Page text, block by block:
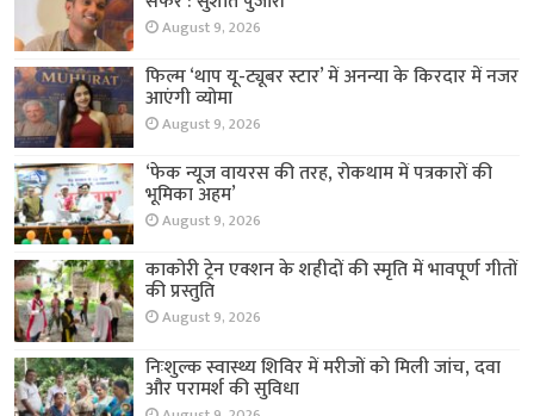
August 9, 2026
फिल्म ‘थाप यू-ट्यूबर स्टार’ में अनन्या के किरदार में नजर
आएंगी व्योमा
August 9, 2026
‘फेक न्यूज वायरस की तरह, रोकथाम में पत्रकारों की
भूमिका अहम’
August 9, 2026
काकोरी ट्रेन एक्शन के शहीदों की स्मृति में भावपूर्ण गीतों
की प्रस्तुति
August 9, 2026
निःशुल्क स्वास्थ्य शिविर में मरीजों को मिली जांच, दवा
और परामर्श की सुविधा